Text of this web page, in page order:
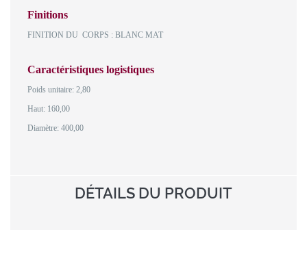
Finitions
FINITION DU CORPS : BLANC MAT
Caractéristiques logistiques
Poids unitaire: 2,80
Haut: 160,00
Diamètre: 400,00
DÉTAILS DU PRODUIT